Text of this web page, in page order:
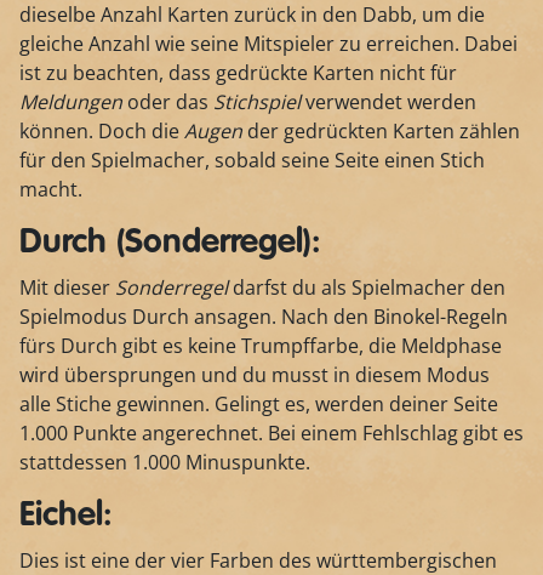
dieselbe Anzahl Karten zurück in den Dabb, um die
gleiche Anzahl wie seine Mitspieler zu erreichen. Dabei
ist zu beachten, dass gedrückte Karten nicht für
Meldungen oder das Stichspielverwendet werden
können. Doch dieAugen der gedrückten Karten zählen
für den Spielmacher, sobald seine Seite einen Stich
macht.
Durch (Sonderregel):
Mit dieser Sonderregeldarfst du als Spielmacher den
Spielmodus Durch ansagen. Nach den Binokel-Regeln
fürs Durch gibt es keine Trumpffarbe, die Meldphase
wird übersprungen und du musst in diesem Modus
alle Stiche gewinnen. Gelingt es, werden deiner Seite
1.000 Punkte angerechnet. Bei einem Fehlschlag gibt es
stattdessen 1.000 Minuspunkte.
Eichel:
Dies ist eine der vier Farben des württembergischen